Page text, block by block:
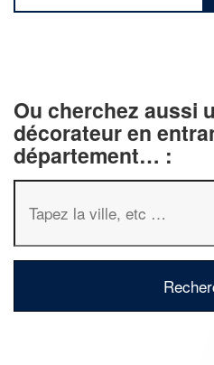
Ou cherchez aussi
décorateur en
département… :
Vous